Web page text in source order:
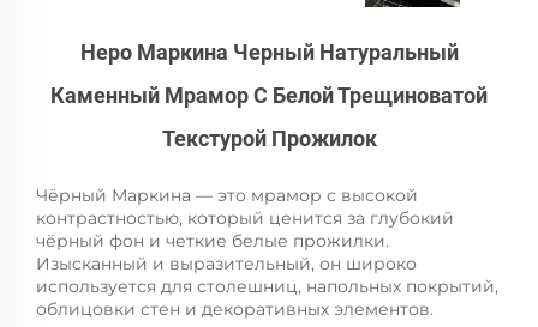
Неро Маркина Черный Натуральный
Каменный Мрамор С Белой Трещиноватой
Текстурой Прожилок
Чёрный Маркина — это мрамор с высокой
контрастностью, который ценится за глубокий
чёрный фон и четкие белые прожилки.
Изысканный и выразительный, он широко
используется для столешниц, напольных покрытий,
облицовки стен и декоративных элементов.